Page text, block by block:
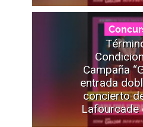
Campaña
entrada
concierto
Lafourcade